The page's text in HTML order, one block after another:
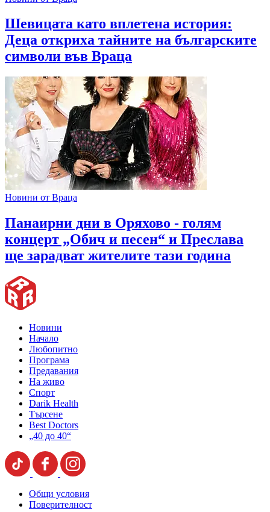
Шевицата като вплетена история:
Деца откриха тайните на българските
символи във Враца
Новини от Враца
Панаирни дни в Оряхово - голям
концерт „Обич и песен“ и Преслава
ще зарадват жителите тази година
Новини
Начало
Любопитно
Програма
Предавания
На живо
Спорт
Darik Health
Търсене
Best Doctors
„40 до 40“
Общи условия
Поверителност